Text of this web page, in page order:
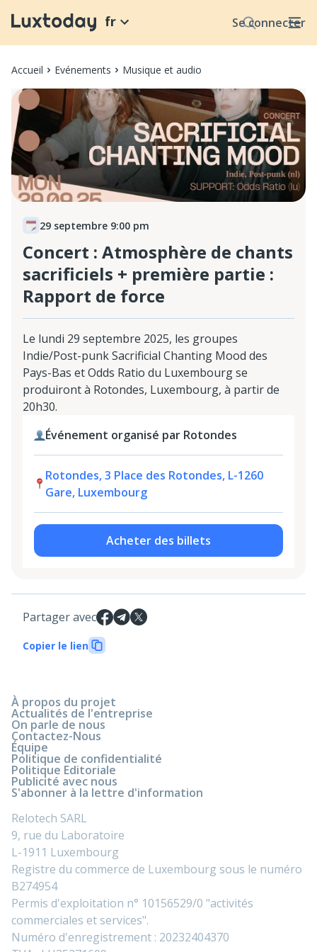
Se connecter
fr
Accueil Evénements Musique et audio
29 septembre 9:00 pm
Concert : Atmosphère de chants
sacrificiels + première partie :
Rapport de force
Le lundi 29 septembre 2025, les groupes
Indie/Post-punk Sacrificial Chanting Mood des
Pays-Bas et Odds Ratio du Luxembourg se
produiront à Rotondes, Luxembourg, à partir de
20h30.
Événement organisé par Rotondes
Rotondes, 3 Place des Rotondes, L-1260
Gare, Luxembourg
Acheter des billets
Partager avec
Copier le lien
À propos du projet
Actualités de l'entreprise
On parle de nous
Contactez-Nous
Équipe
Politique de confidentialité
Politique Editoriale
Publicité avec nous
S'abonner à la lettre d'information
Relotech SARL
9, rue du Laboratoire
L-1911 Luxembourg
Registre du commerce de Luxembourg sous le numéro
B274954
Permis d'exploitation n° 10156529/0 "activités
commerciales et services".
Numéro d'enregistrement : 20232404370